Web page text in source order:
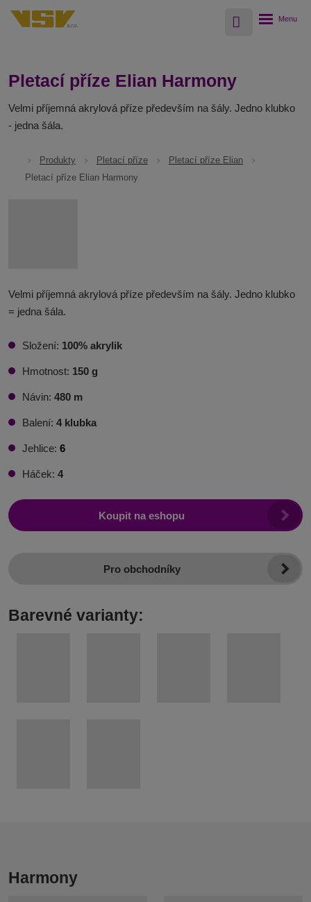
Vyhledávání
Rozbalení
Pletací příze Elian Harmony
Velmi příjemná akrylová příze především na šály. Jedno klubko
- jedna šála.
Produkty Pletací příze
Pletací příze Elian
Pletací příze Elian Harmony
Velmi příjemná akrylová příze především na šály. Jedno klubko
= jedna šála.
Složení: 100% akrylik
Hmotnost: 150 g
Návin: 480 m
Balení: 4klubka
Jehlice: 6
Háček: 4
Koupit na eshopu
Pro obchodníky
Barevné varianty:
Harmony